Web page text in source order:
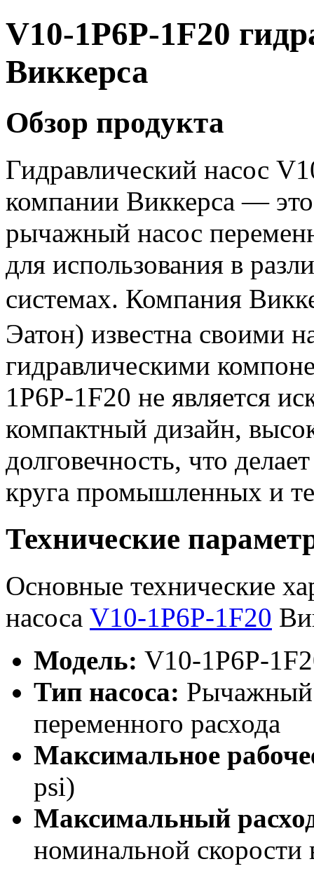
V10-1P6P-1F20
Виккерса
Обзор продукта
Гидравлический насос
компании Виккерса —
рычажный насос
для использования в
системах. Компания
Эатон) известна своими
гидравлическими
1P6P-1F20 не является
компактный дизайн,
долговечность, что
круга промышленных и
Технические
Основные технические
насоса V10-1P6P-1F20
Модель: V10-1P6P-
Тип насоса: Рычажный
переменного расхода
Максимальное
psi)
Максимальный
номинальной скорости